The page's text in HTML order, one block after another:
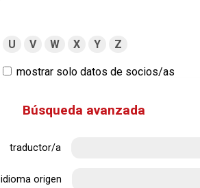
U V W X Y Z
mostrar solo datos de socios/as
Búsqueda avanzada
traductor/a
idioma origen